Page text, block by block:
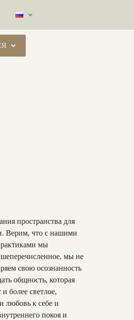
пространства для
Верим, что с нашими
мы
мы не
свою осознанность
общность, которая
более светлое,
любовь к себе и
покоя и